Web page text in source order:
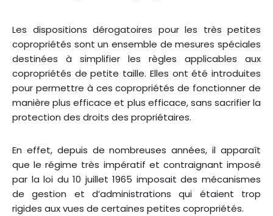
Les dispositions dérogatoires pour les très petites
copropriétés sont un ensemble de mesures spéciales
destinées à simplifier les règles applicables aux
copropriétés de petite taille. Elles ont été introduites
pour permettre à ces copropriétés de fonctionner de
manière plus efficace et plus efficace, sans sacrifier la
protection des droits des propriétaires.
En effet, depuis de nombreuses années, il apparaît
que le régime très impératif et contraignant imposé
par la loi du 10 juillet 1965 imposait des mécanismes
de gestion et d’administrations qui étaient trop
rigides aux vues de certaines petites copropriétés.